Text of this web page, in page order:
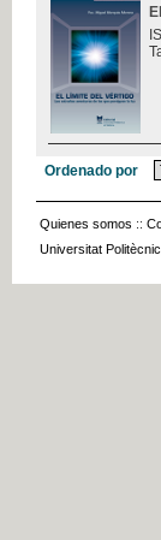
Ordenado por
Quienes somos ::
Universitat